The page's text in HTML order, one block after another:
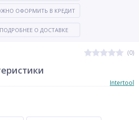
(0)
ОФОРМИТЬ В КРЕДИТ
ПОДРОБНЕЕ О ДОСТАВКЕ
Intertool